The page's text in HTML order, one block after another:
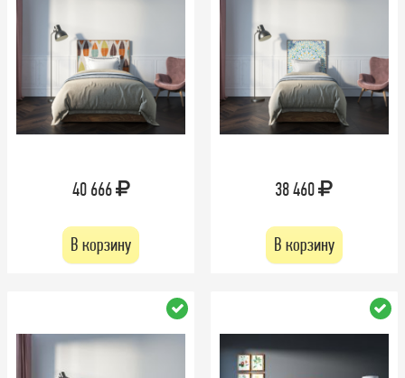
40 666
В корзину
38 460
В корзину